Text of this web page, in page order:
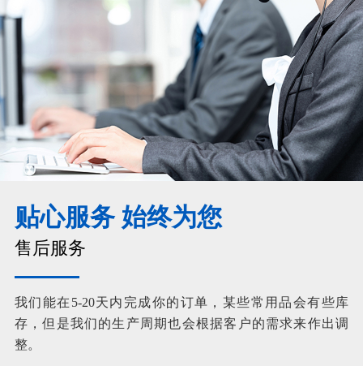
贴心服务 始终为您
售后服务
我们能在5-20天内完成你的订单，某些常用品会有些库
存，但是我们的生产周期也会根据客户的需求来作出调
整。